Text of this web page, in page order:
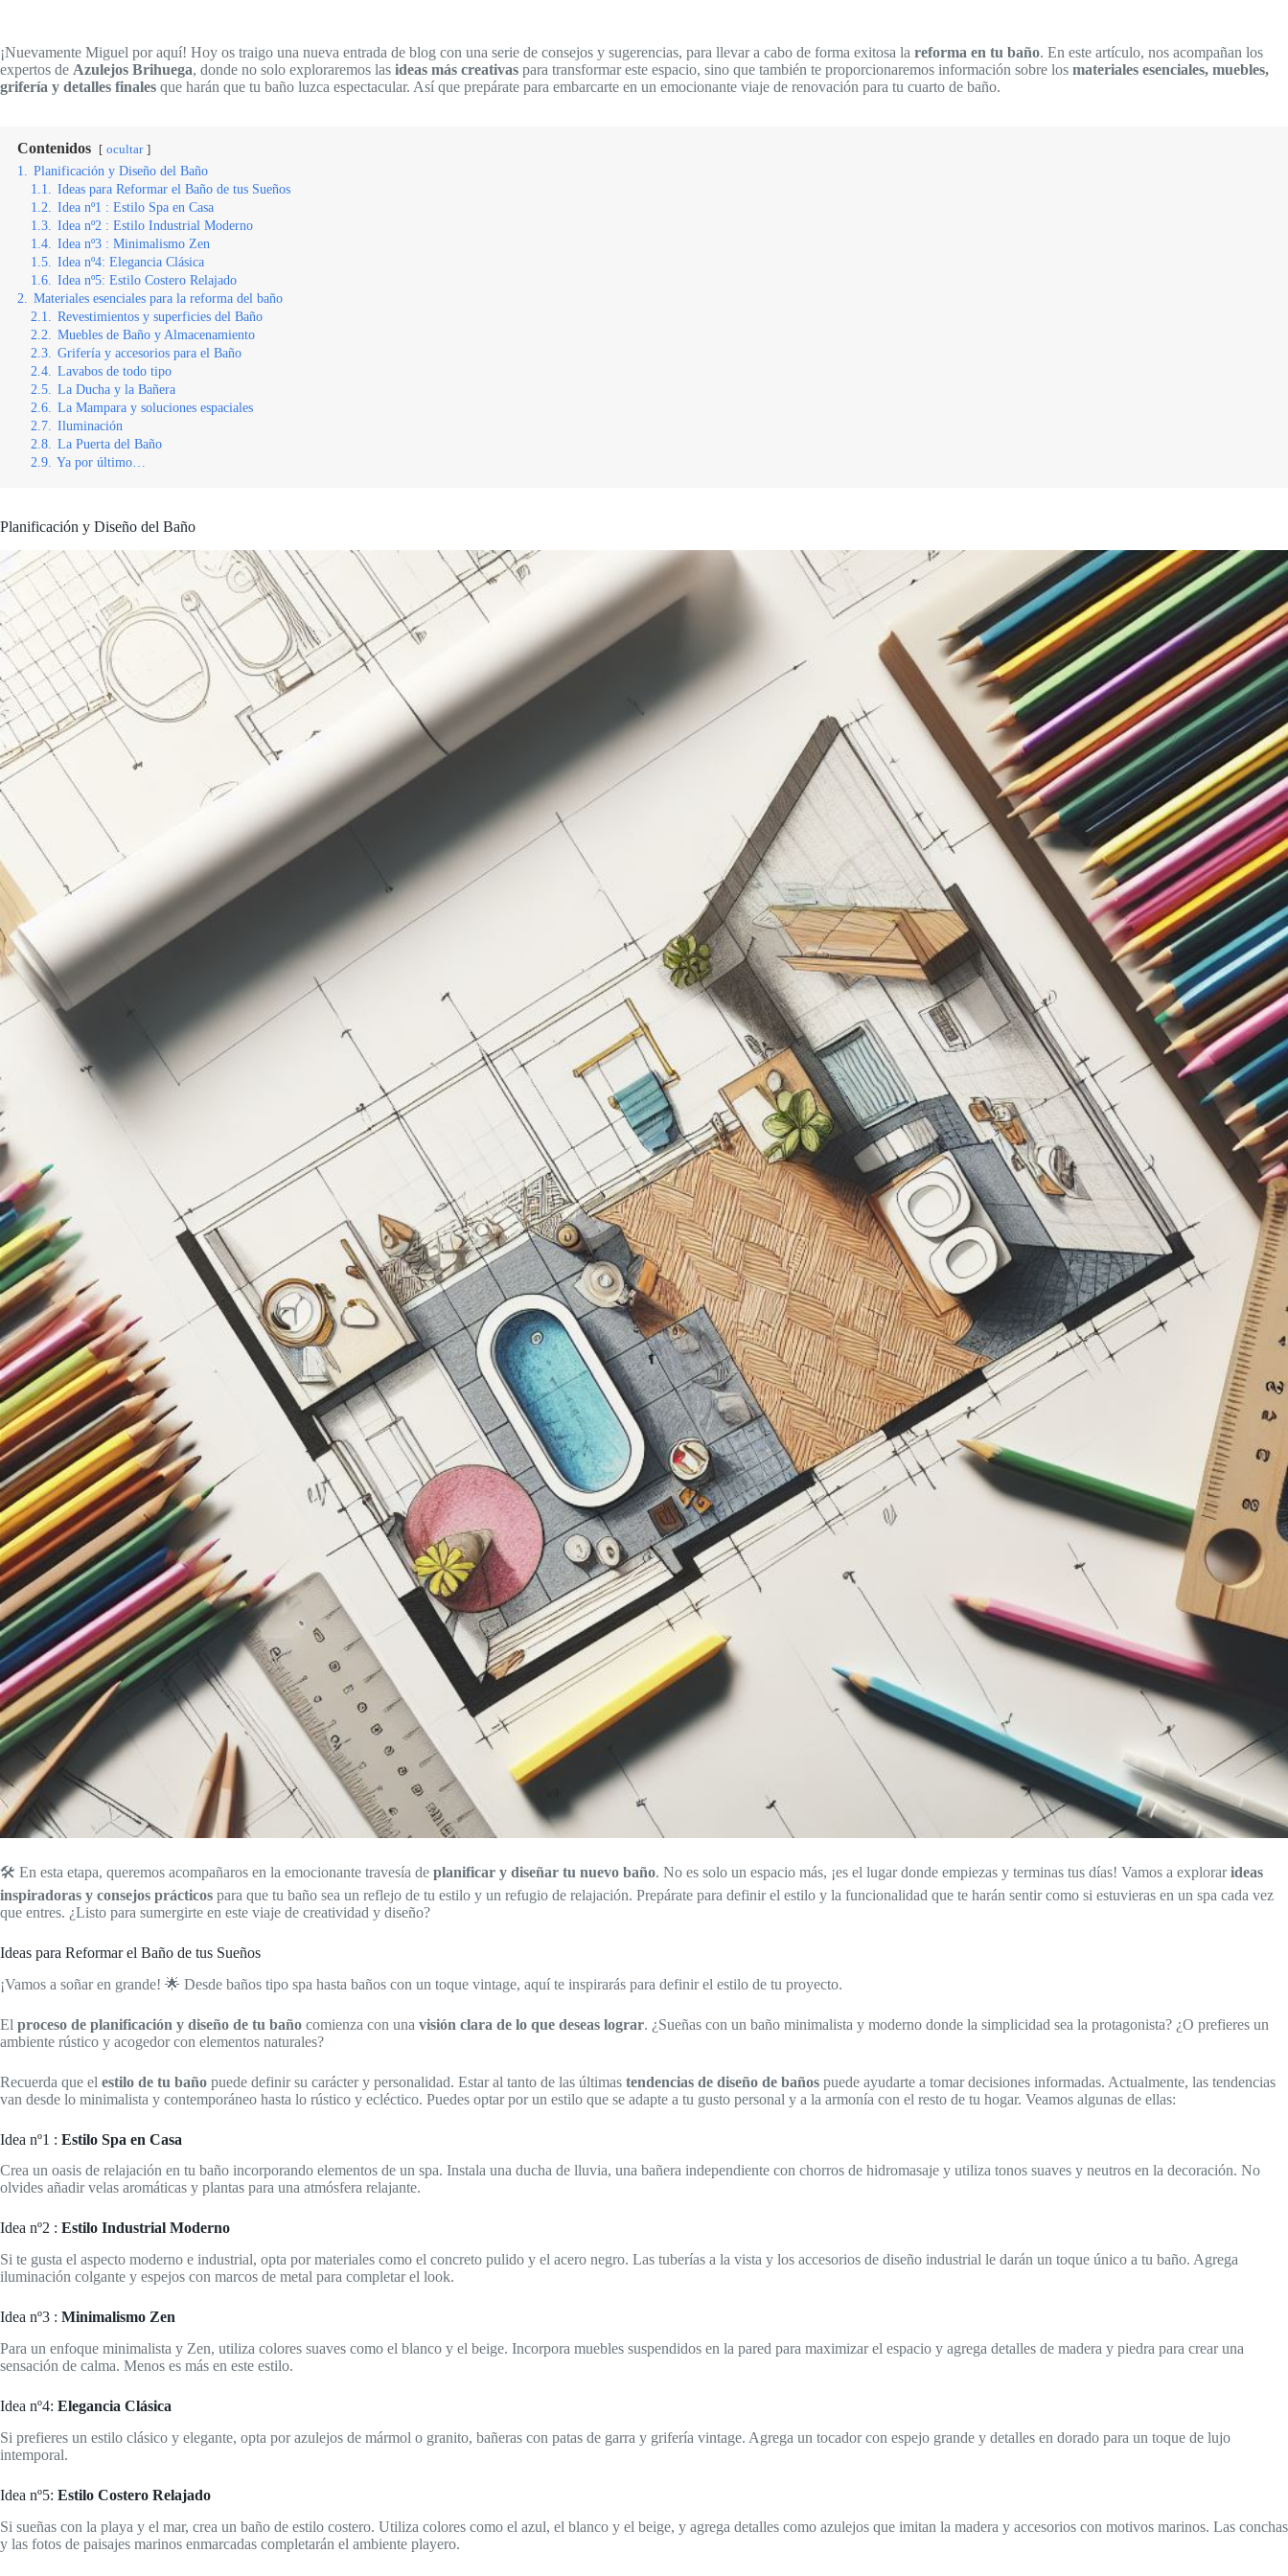
¡Nuevamente Miguel por aquí! Hoy os traigo una nueva entrada de blog con una serie de consejos y sugerencias, para llevar a cabo de forma exitosa la reforma en tu baño. En este artículo, nos acompañan los
expertos de Azulejos Brihuega, donde no solo exploraremos las ideas más creativas para transformar este espacio, sino que también te proporcionaremos información sobre los materiales esenciales, muebles,
grifería y detalles finales que harán que tu baño luzca espectacular. Así que prepárate para embarcarte en un emocionante viaje de renovación para tu cuarto de baño.
Contenidos ocultar
1.
Planificación y Diseño del Baño
1.1.
Ideas para Reformar el Baño de tus Sueños
1.2.
Idea nº1 : Estilo Spa en Casa
1.3.
Idea nº2 : Estilo Industrial Moderno
1.4.
Idea nº3 : Minimalismo Zen
1.5.
Idea nº4: Elegancia Clásica
1.6.
Idea nº5: Estilo Costero Relajado
2.
Materiales esenciales para la reforma del baño
2.1.
Revestimientos y superficies del Baño
2.2.
Muebles de Baño y Almacenamiento
2.3.
Grifería y accesorios para el Baño
2.4.
Lavabos de todo tipo
2.5.
La Ducha y la Bañera
2.6.
La Mampara y soluciones espaciales
2.7.
Iluminación
2.8.
La Puerta del Baño
2.9. Ya por último…
Planificación y Diseño del Baño
🛠️ En esta etapa, queremos acompañaros en la emocionante travesía de planificar y diseñar tu nuevo baño. No es solo un espacio más, ¡es el lugar donde empiezas y terminas tus días! Vamos a explorarideas
inspiradoras y consejos prácticos para que tu baño sea un reflejo de tu estilo y un refugio de relajación. Prepárate para definir el estilo y la funcionalidad que te harán sentir como si estuvieras en un spa cada vez
que entres. ¿Listo para sumergirte en este viaje de creatividad y diseño?
Ideas para Reformar el Baño de tus Sueños
¡Vamos a soñar en grande! 🌟 Desde baños tipo spa hasta baños con un toque vintage, aquí te inspirarás para definir el estilo de tu proyecto.
El proceso de planificación y diseño de tu baño comienza con una visión clara de lo que deseas lograr. ¿Sueñas con un baño minimalista y moderno donde la simplicidad sea la protagonista? ¿O prefieres un
ambiente rústico y acogedor con elementos naturales?
Recuerda que el estilo de tu baño puede definir su carácter y personalidad. Estar al tanto de las últimas tendencias de diseño de baños puede ayudarte a tomar decisiones informadas. Actualmente, las tendencias
van desde lo minimalista y contemporáneo hasta lo rústico y ecléctico. Puedes optar por un estilo que se adapte a tu gusto personal y a la armonía con el resto de tu hogar. Veamos algunas de ellas:
Idea nº1 : Estilo Spa en Casa
Crea un oasis de relajación en tu baño incorporando elementos de un spa. Instala una ducha de lluvia, una bañera independiente con chorros de hidromasaje y utiliza tonos suaves y neutros en la decoración. No
olvides añadir velas aromáticas y plantas para una atmósfera relajante.
Idea nº2 : Estilo Industrial Moderno
Si te gusta el aspecto moderno e industrial, opta por materiales como el concreto pulido y el acero negro. Las tuberías a la vista y los accesorios de diseño industrial le darán un toque único a tu baño. Agrega
iluminación colgante y espejos con marcos de metal para completar el look.
Idea nº3 : Minimalismo Zen
Para un enfoque minimalista y Zen, utiliza colores suaves como el blanco y el beige. Incorpora muebles suspendidos en la pared para maximizar el espacio y agrega detalles de madera y piedra para crear una
sensación de calma. Menos es más en este estilo.
Idea nº4: Elegancia Clásica
Si prefieres un estilo clásico y elegante, opta por azulejos de mármol o granito, bañeras con patas de garra y grifería vintage. Agrega un tocador con espejo grande y detalles en dorado para un toque de lujo
intemporal.
Idea nº5: Estilo Costero Relajado
Si sueñas con la playa y el mar, crea un baño de estilo costero. Utiliza colores como el azul, el blanco y el beige, y agrega detalles como azulejos que imitan la madera y accesorios con motivos marinos. Las conchas
y las fotos de paisajes marinos enmarcadas completarán el ambiente playero.